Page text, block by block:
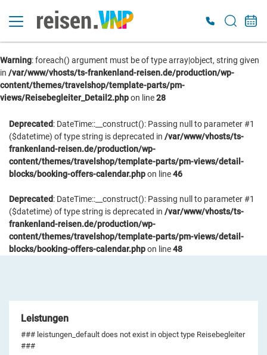
Warning: foreach() argument must be of type array|object, string given
in /var/www/vhosts/ts-frankenland-reisen.de/production/wp-
content/themes/travelshop/template-parts/pm-
views/Reisebegleiter_Detail2.phpon line28
Es konnten keine gültigen Angebote gefunden werden. Bitte wenden Sie sich an
unser Service-Center.
Deprecated: DateTime::__construct(): Passing null to parameter #1
($datetime) of type string is deprecated in /var/www/vhosts/ts-
frankenland-reisen.de/production/wp-
content/themes/travelshop/template-parts/pm-views/detail-
blocks/booking-offers-calendar.phpon line46
Deprecated: DateTime::__construct(): Passing null to parameter #1
($datetime) of type string is deprecated in /var/www/vhosts/ts-
frankenland-reisen.de/production/wp-
content/themes/travelshop/template-parts/pm-views/detail-
blocks/booking-offers-calendar.phpon line48
Leistungen
### leistungen_default does not exist in object type Reisebegleiter
###